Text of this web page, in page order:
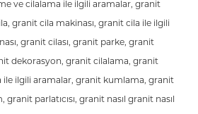
ve cilalama ile ilgili aramalar, granit
granit cila makinası, granit cila ile ilgili
granit cilası, granit parke, granit
dekorasyon, granit cilalama, granit
ilgili aramalar, granit kumlama, granit
parlatıcısı, granit nasıl granit nasıl